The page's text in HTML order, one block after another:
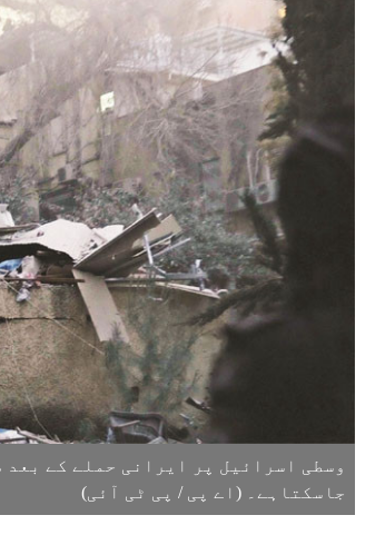
وسطی اسرائیل پر ایرانی حملے کے
جاسکتاہے۔ (اے پی / پی ٹی آئی)